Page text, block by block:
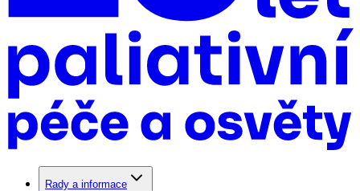
Rady a informace